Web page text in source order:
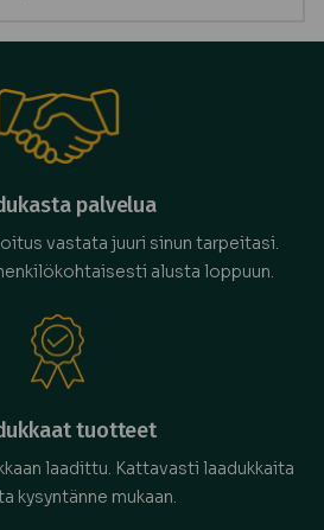
palvelua
vastata juuri sinun tarpeitasi.
alusta loppuun.
tuotteet
laadittu. Kattavasti laadukkaita
kysyntänne mukaan.